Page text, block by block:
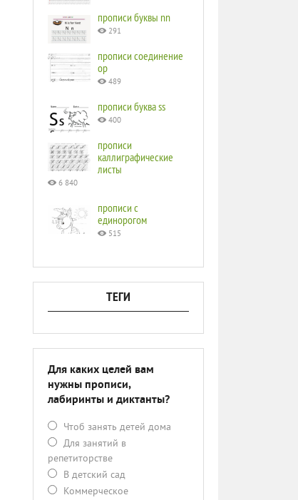
прописи буквы nn
291
прописи соединение
ор
489
прописи буква ss
400
прописи
каллиграфические
листы
6 840
прописи с
единорогом
515
ТЕГИ
Для каких целей вам
нужны прописи,
лабиринты и диктанты?
Чтоб занять детей дома
Для занятий в
репетиторстве
В детский сад
Коммерческое